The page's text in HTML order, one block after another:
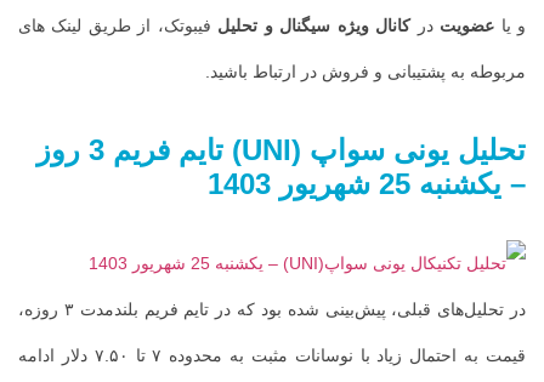
و یا عضویت درکانال ویژه سیگنال و تحلیل فیبوتک، از طریق لینک های
مربوطه به پشتیبانی و فروش در ارتباط باشید.
تحلیل یونی سواپ (UNI) تایم فریم
– یکشنبه 25 شهریور
1403
در تحلیل‌های قبلی، پیش‌بینی شده بود که در تایم فریم بلندمدت ۳ روزه،
قیمت به احتمال زیاد با نوسانات مثبت به محدوده ۷ تا ۷.۵۰ دلار ادامه